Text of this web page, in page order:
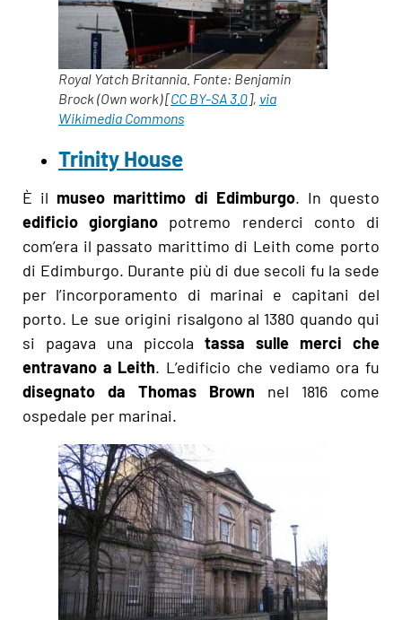
Royal Yatch Britannia. Fonte: Benjamin
Brock (Own work) [CC BY-SA 3.0], via
Wikimedia Commons
Trinity House
È il museo marittimo di Edimburgo. In questo
edificio giorgiano potremo renderci conto di
com’era il passato marittimo di Leith come porto
di Edimburgo. Durante più di due secoli fu la sede
per l’incorporamento di marinai e capitani del
porto. Le sue origini risalgono al 1380 quando qui
si pagava una piccola tassa sulle merci che
entravano a Leith. L’edificio che vediamo ora fu
disegnato da Thomas Brown nel 1816 come
ospedale per marinai.